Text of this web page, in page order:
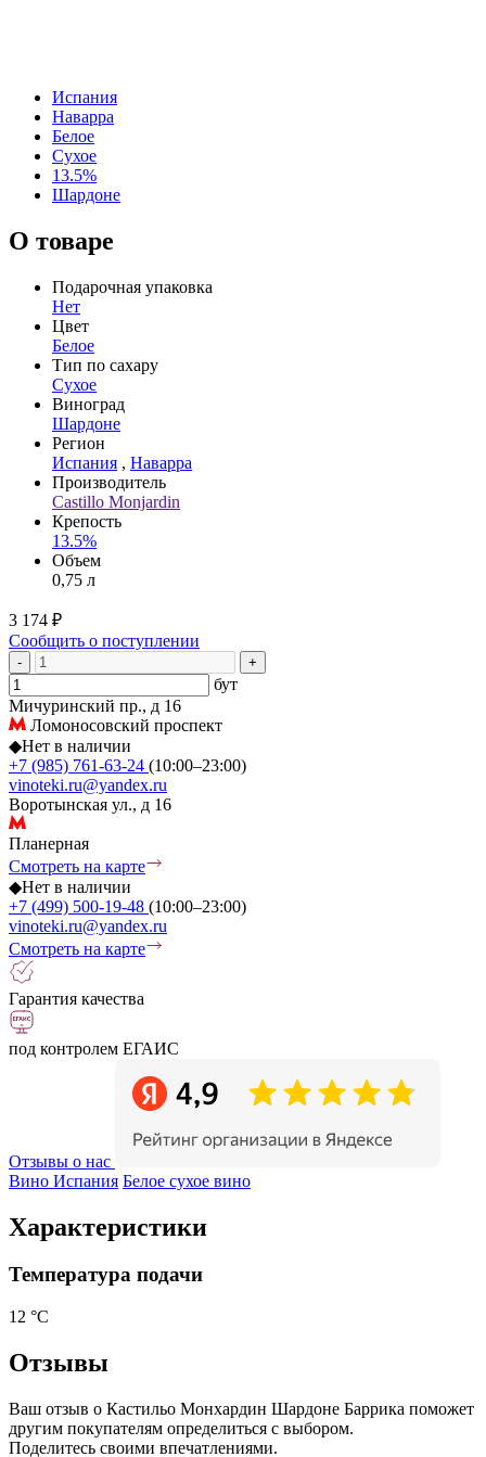
Испания
Наварра
Белое
Сухое
13.5%
Шардоне
О товаре
Подарочная упаковка
Нет
Цвет
Белое
Тип по сахару
Сухое
Виноград
Шардоне
Регион
Испания , Наварра
Производитель
Castillo Monjardin
Крепость
13.5%
Объем
0,75 л
3 174 ₽
Сообщить о поступлении
- +
бут
Мичуринский пр., д 16
Ломоносовский проспект
◆Нет в наличии
+7 (985) 761-63-24 (10:00–23:00)
vinoteki.ru@yandex.ru
Воротынская ул., д 16
Планерная
Смотреть на карте
◆Нет в наличии
+7 (499) 500-19-48 (10:00–23:00)
vinoteki.ru@yandex.ru
Смотреть на карте
Гарантия качества
под контролем ЕГАИС
Отзывы о нас
Вино Испания Белое сухое вино
Характеристики
Температура подачи
12 °С
Отзывы
Ваш отзыв о Кастильо Монхардин Шардоне Баррика поможет
другим покупателям определиться с выбором.
Поделитесь своими впечатлениями.